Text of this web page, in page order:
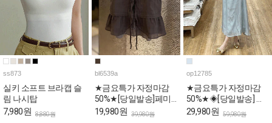
ss873
실키 소프트 브라캡 슬
림 나시탑
7,980원 8,880원
bl6539a
★금요특가 자정마감
50%★[당일발송]페미
닌 프릴 뷔스티에 민소
19,980원 39,980원
op12785
★금요특가 자정마감
50%★◈[당일발송] 스
퀘어넥 스카이 퍼프 롱
29,980원 59,980원